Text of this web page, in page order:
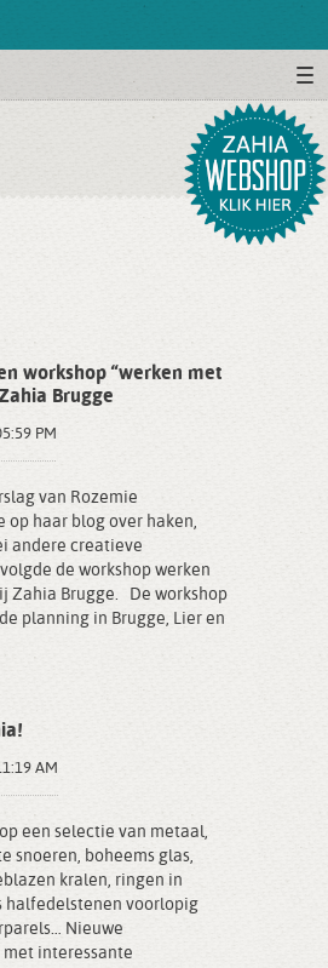
workshop “werken met
Brugge
PM
van Rozemie
op haar blog over haken,
andere creatieve
de workshop werken
Zahia Brugge. De workshop
planning in Brugge, Lier en
AM
op een selectie van metaal,
snoeren, boheems glas,
kralen, ringen in
halfedelstenen voorlopig
Nieuwe
interessante